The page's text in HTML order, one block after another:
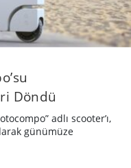
Döndü
adlı scooter’ı,
günümüze